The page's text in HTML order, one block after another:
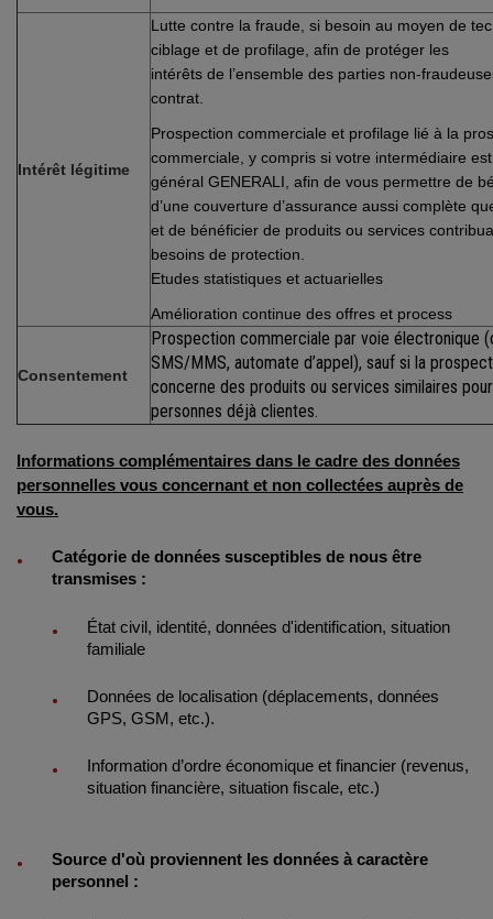
Intérêt légitime
Lutte contre la fraude, si besoin au moyen de
ciblage et de profilage, afin de protéger les
intérêts de l’ensemble des parties non-
contrat.
Prospection commerciale et profilage lié à la
commerciale, y compris si votre intermédiaire
général GENERALI, afin de vous permettre de
d’une couverture d’assurance aussi complète
et de bénéficier de produits ou services
besoins de protection.
Etudes statistiques et actuarielles
Amélioration continue des offres et process
Consentement
Prospection commerciale par voie électronique
SMS/MMS, automate d’appel), sauf si la
concerne des produits ou services similaires
personnes déjà clientes.
Informations complémentaires dans le cadre des données
personnelles vous concernant et non collectées auprès de
vous.
Catégorie de données susceptibles de nous être
transmises :
État civil, identité, données d'identification, situation
familiale
Données de localisation (déplacements, données
GPS, GSM, etc.).
Information d’ordre économique et financier (revenus,
situation financière, situation fiscale, etc.)
Source d'où proviennent les données à caractère
personnel :